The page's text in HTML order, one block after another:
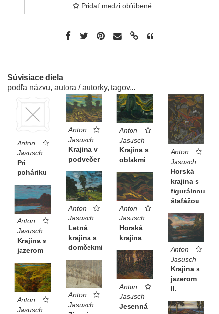
Pridať medzi obľúbené
Súvisiace diela
podľa názvu, autora / autorky, tagov...
Anton
Jasusch
Pri
poháriku
Anton
Jasusch
Krajina v
podvečer
Anton
Jasusch
Krajina s
oblakmi
Anton
Jasusch
Horská
krajina s
figurálnou
štafážou
Anton
Jasusch
Letná
krajina s
domčekmi
Anton
Jasusch
Horská
krajina
Anton
Jasusch
Krajina s
jazerom
Anton
Jasusch
Krajina s
jazerom
II.
Anton
Jasusch
Jesenná
Anton
Jasusch
Anton
Jasusch